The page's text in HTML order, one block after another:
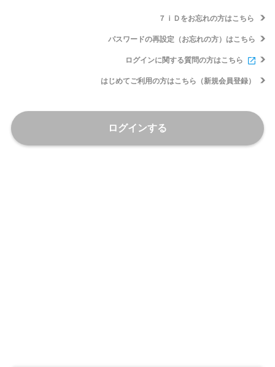
７ｉＤをお忘れの方はこちら
パスワードの再設定（お忘れの方）はこちら
ログインに関する質問の方はこちら
はじめてご利用の方はこちら（新規会員登録）
ログインする